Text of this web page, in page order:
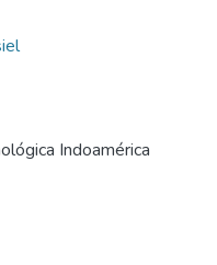
Indoamérica